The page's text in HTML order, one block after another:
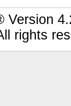
Version
rights